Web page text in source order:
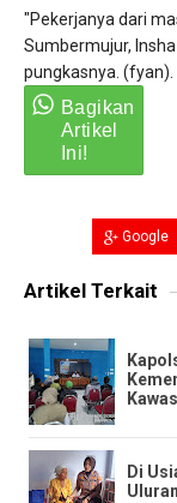
"Pekerjanya dari
Sumbermujur,
pungkasnya. (fyan).
Google
Artikel Terkait
Di